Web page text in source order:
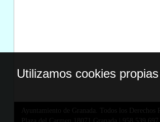
Ayuntamiento de Granada. Todos los Derechos
Utilizamos cookies